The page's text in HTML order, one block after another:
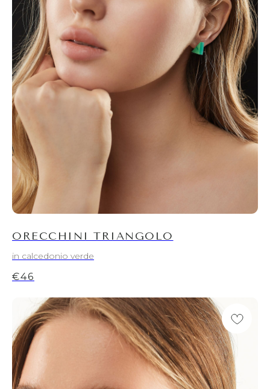
ORECCHINI TRIANGOLO
in calcedonio verde
€46